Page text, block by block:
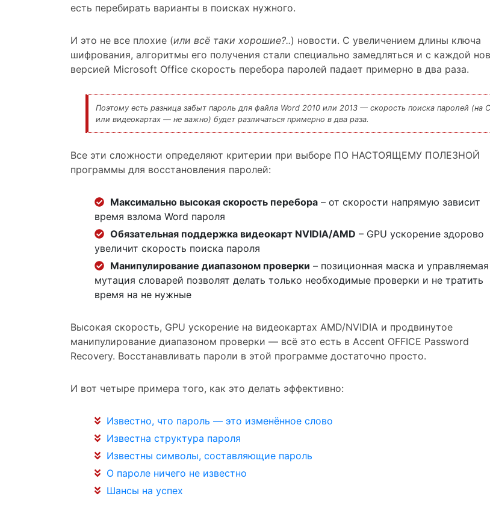
есть перебирать варианты в поисках нужного.
И это не все плохие (или всё таки хорошие?..) новости. С увеличением длины ключа
шифрования, алгоритмы его получения стали специально замедляться и с каждой
версией Microsoft Office скорость перебора паролей падает примерно в два раза.
Поэтому есть разница забыт пароль для файла Word 2010 или 2013 — скорость поиска паролей (на
или видеокартах — не важно) будет различаться примерно в два раза.
Все эти сложности определяют критерии при выборе ПО НАСТОЯЩЕМУ ПОЛЕЗНОЙ
программы для восстановления паролей:
Максимально высокая скорость перебора – от скорости напрямую зависит
время взлома Word пароля
Обязательная поддержка видеокарт NVIDIA/AMD – GPU ускорение здорово
увеличит скорость поиска пароля
Манипулирование диапазоном проверки – позиционная маска и управляемая
мутация словарей позволят делать только необходимые проверки и не тратить
время на не нужные
Высокая скорость, GPU ускорение на видеокартах AMD/NVIDIA и продвинутое
манипулирование диапазоном проверки — всё это есть в Accent OFFICE Password
Recovery. Восстанавливать пароли в этой программе достаточно просто.
И вот четыре примера того, как это делать эффективно:
Известно, что пароль — это изменённое слово
Известна структура пароля
Известны символы, составляющие пароль
О пароле ничего не известно
Шансы на успех